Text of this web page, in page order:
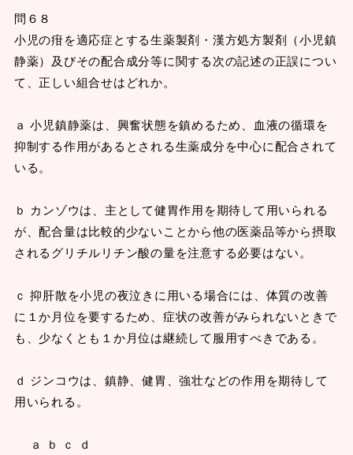
問６８
小児の疳を適応症とする生薬製剤・漢方処方製剤（小児鎮
静薬）及びその配合成分等に関する次の記述の正誤につい
て、正しい組合せはどれか。
ａ 小児鎮静薬は、興奮状態を鎮めるため、血液の循環を
抑制する作用があるとされる生薬成分を中心に配合されて
いる。
ｂ カンゾウは、主として健胃作用を期待して用いられる
が、配合量は比較的少ないことから他の医薬品等から摂取
されるグリチルリチン酸の量を注意する必要はない。
ｃ 抑肝散を小児の夜泣きに用いる場合には、体質の改善
に１か月位を要するため、症状の改善がみられないときで
も、少なくとも１か月位は継続して服用すべきである。
ｄ ジンコウは、鎮静、健胃、強壮などの作用を期待して
用いられる。
ａ ｂ ｃ ｄ